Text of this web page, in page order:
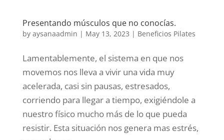
Presentando músculos que no conocías.
by aysanaadmin | May 13, 2023 | Beneficios Pilates
Lamentablemente, el sistema en que nos
movemos nos lleva a vivir una vida muy
acelerada, casi sin pausas, estresados,
corriendo para llegar a tiempo, exigiéndole a
nuestro físico mucho más de lo que pueda
resistir. Esta situación nos genera mas estrés,